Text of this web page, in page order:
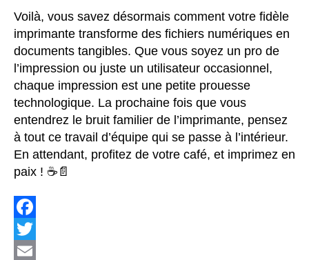
Voilà, vous savez désormais comment votre fidèle
imprimante transforme des fichiers numériques en
documents tangibles. Que vous soyez un pro de
l’impression ou juste un utilisateur occasionnel,
chaque impression est une petite prouesse
technologique. La prochaine fois que vous
entendrez le bruit familier de l’imprimante, pensez
à tout ce travail d’équipe qui se passe à l’intérieur.
En attendant, profitez de votre café, et imprimez en
paix ! ☕️📄
F
a
T